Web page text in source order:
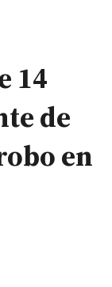
14
de
en